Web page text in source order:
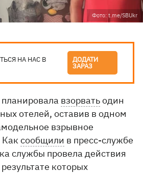
Фото: t.me/SBUkr
НА НАС В ДОДАТИ
ЗАРАЗ
взорватьодин
отелей, оставив в одном
взрывное
Каксообщили в пресс-службе
службы провела действия
которых